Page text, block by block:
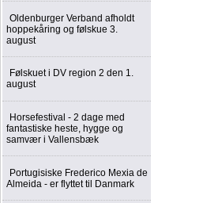
Oldenburger Verband afholdt
hoppekåring og følskue 3.
august
Følskuet i DV region 2 den 1.
august
Horsefestival - 2 dage med
fantastiske heste, hygge og
samvær i Vallensbæk
Portugisiske Frederico Mexia de
Almeida - er flyttet til Danmark